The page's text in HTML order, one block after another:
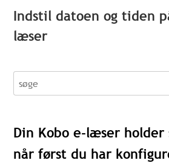
Indstil datoen og tiden
læser
søge
Din Kobo e-læser
når først du har